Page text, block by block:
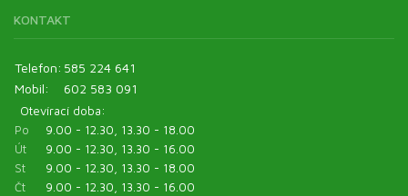
KONTAKT
Telefon: 585 224 641
Mobil:
602 583 091
Otevírací doba:
Po
9.00 - 12.30, 13.30 - 18.00
Út
9.00 - 12.30, 13.30 - 16.00
St
9.00 - 12.30, 13.30 - 18.00
Čt
9.00 - 12.30, 13.30 - 16.00